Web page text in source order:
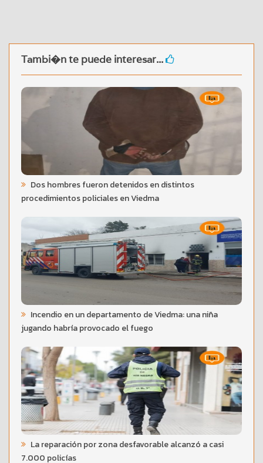
Tambi�n te puede interesar...
Dos hombres fueron detenidos en distintos
procedimientos policiales en Viedma
Incendio en un departamento de Viedma: una niña
jugando habría provocado el fuego
La reparación por zona desfavorable alcanzó a casi
7.000 policías